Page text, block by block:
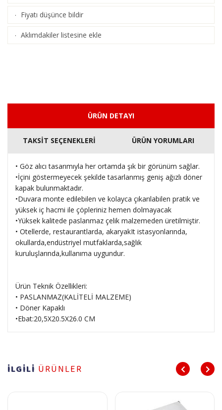
· Fiyatı düşünce bildir
· Aklımdakiler listesine ekle
ÜRÜN DETAYI
TAKSİT SEÇENEKLERİ ÜRÜN YORUMLARI
• Göz alıcı tasarımıyla her ortamda şık bir görünüm sağlar.
•İçini göstermeyecek şekilde tasarlanmış geniş ağızlı döner
kapak bulunmaktadır.
•Duvara monte edilebilen ve kolayca çıkarılabilen pratik ve
yüksek iç hacmi ile çöpleriniz hemen dolmayacak
•Yüksek kalitede paslanmaz çelik malzemeden üretilmiştir.
• Otellerde, restaurantlarda, akaryakIt istasyonlarında,
okullarda,endüstriyel mutfaklarda,sağlık
kuruluşlarında,kullanıma uygundur.
Ürün Teknik Özellikleri:
• PASLANMAZ(KALİTELİ MALZEME)
• Döner Kapaklı
•Ebat:20,5X20.5X26.0 CM
İLGİLİ ÜRÜNLER